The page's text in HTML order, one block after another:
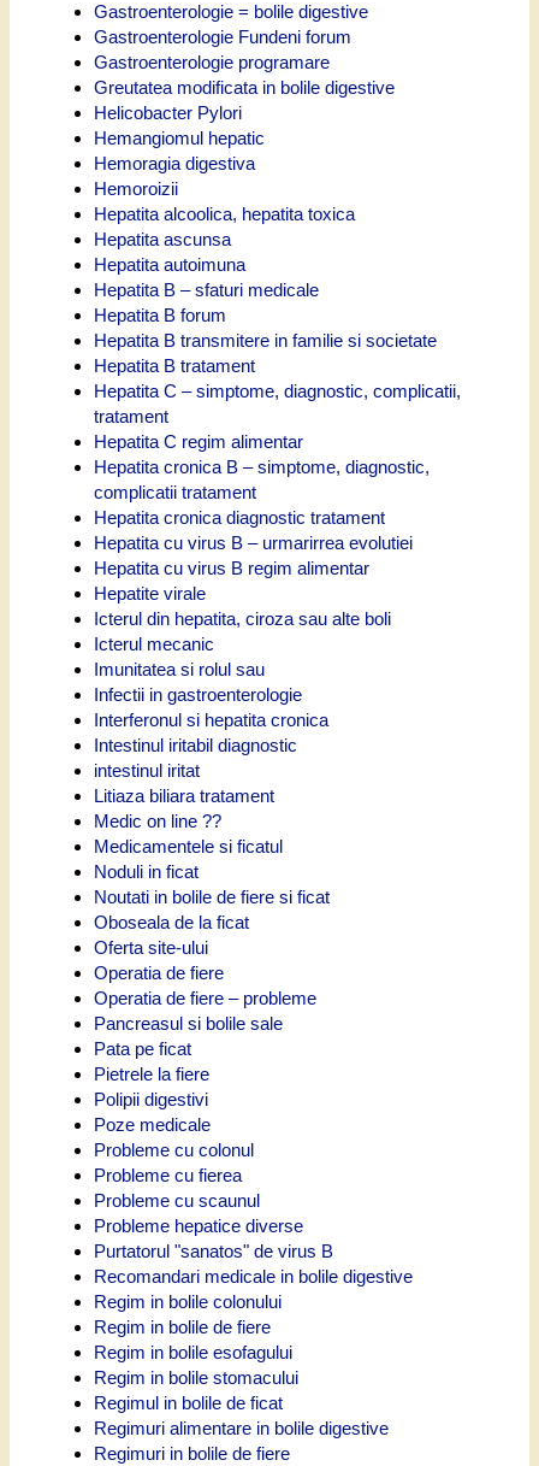
Gastroenterologie = bolile digestive
Gastroenterologie Fundeni forum
Gastroenterologie programare
Greutatea modificata in bolile digestive
Helicobacter Pylori
Hemangiomul hepatic
Hemoragia digestiva
Hemoroizii
Hepatita alcoolica, hepatita toxica
Hepatita ascunsa
Hepatita autoimuna
Hepatita B – sfaturi medicale
Hepatita B forum
Hepatita B transmitere in familie si societate
Hepatita B tratament
Hepatita C – simptome, diagnostic, complicatii,
tratament
Hepatita C regim alimentar
Hepatita cronica B – simptome, diagnostic,
complicatii tratament
Hepatita cronica diagnostic tratament
Hepatita cu virus B – urmarirrea evolutiei
Hepatita cu virus B regim alimentar
Hepatite virale
Icterul din hepatita, ciroza sau alte boli
Icterul mecanic
Imunitatea si rolul sau
Infectii in gastroenterologie
Interferonul si hepatita cronica
Intestinul iritabil diagnostic
intestinul iritat
Litiaza biliara tratament
Medic on line ??
Medicamentele si ficatul
Noduli in ficat
Noutati in bolile de fiere si ficat
Oboseala de la ficat
Oferta site-ului
Operatia de fiere
Operatia de fiere – probleme
Pancreasul si bolile sale
Pata pe ficat
Pietrele la fiere
Polipii digestivi
Poze medicale
Probleme cu colonul
Probleme cu fierea
Probleme cu scaunul
Probleme hepatice diverse
Purtatorul "sanatos" de virus B
Recomandari medicale in bolile digestive
Regim in bolile colonului
Regim in bolile de fiere
Regim in bolile esofagului
Regim in bolile stomacului
Regimul in bolile de ficat
Regimuri alimentare in bolile digestive
Regimuri in bolile de fiere